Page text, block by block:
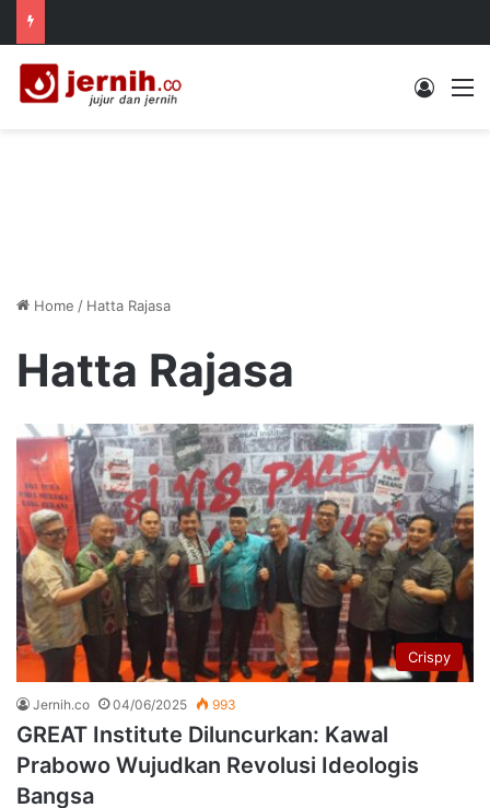
Log In
Home / Hatta Rajasa
Hatta Rajasa
Crispy
Jernih.co 04/06/2025 993
GREAT Institute Diluncurkan: Kawal
Prabowo Wujudkan Revolusi Ideologis
Bangsa